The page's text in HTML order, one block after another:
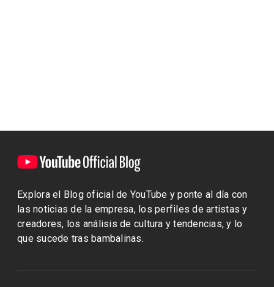
Explora el Blog oficial de YouTube y ponte al día con
las noticias de la empresa, los perfiles de artistas y
creadores, los análisis de cultura y tendencias, y lo
que sucede tras bambalinas.